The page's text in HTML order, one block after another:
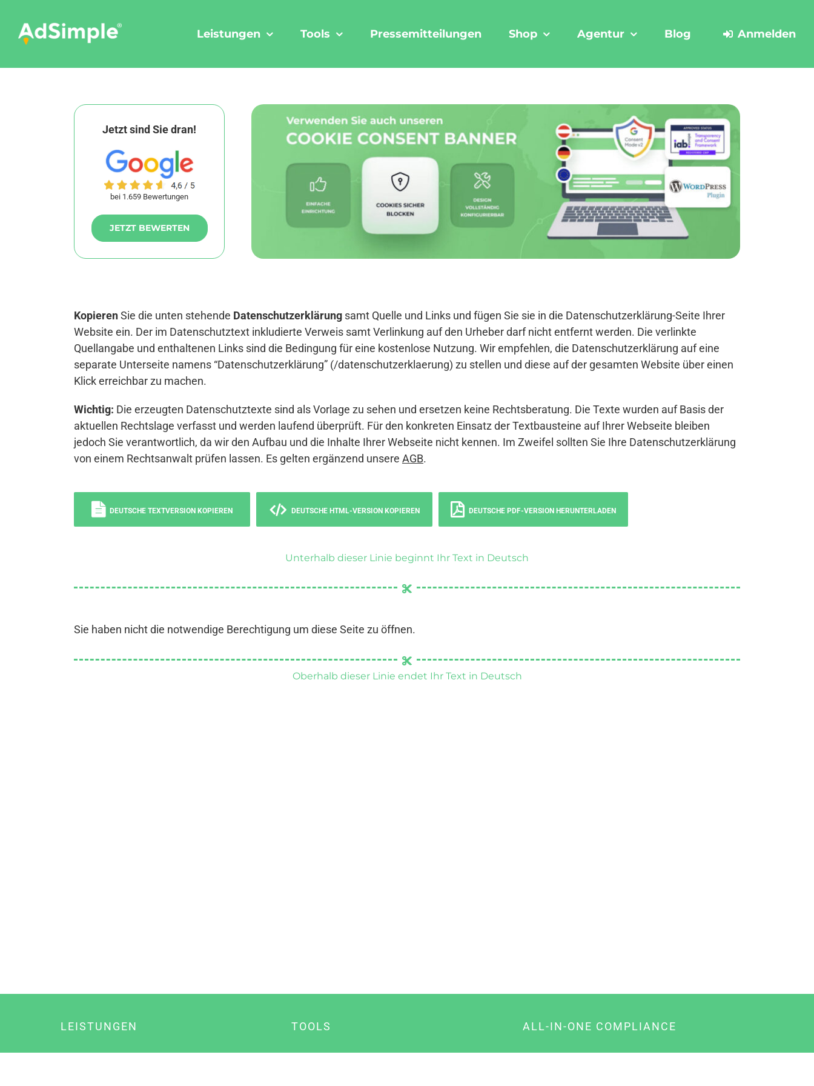
content
Leistungen Tools Pressemitteilungen Shop Agentur Blog Anmelden
Jetzt sind Sie dran!
bei 1.659 Bewertungen
JETZT BEWERTEN
KopierenSie die unten stehende Datenschutzerklärung samt Quelle und Links und fügen Sie sie in die Datenschutzerklärung-Seite Ihrer
Website ein. Der im Datenschutztext inkludierte Verweis samt Verlinkung auf den Urheber darf nicht entfernt werden. Die verlinkte
Quellangabe und enthaltenen Links sind die Bedingung für eine kostenlose Nutzung. Wir empfehlen, die Datenschutzerklärung auf eine
separate Unterseite namens “Datenschutzerklärung” (/datenschutzerklaerung) zu stellen und diese auf der gesamten Website über einen
Klick erreichbar zu machen.
Wichtig: Die erzeugten Datenschutztexte sind als Vorlage zu sehen und ersetzen keine Rechtsberatung. Die Texte wurden auf Basis der
aktuellen Rechtslage verfasst und werden laufend überprüft. Für den konkreten Einsatz der Textbausteine auf Ihrer Webseite bleiben
jedoch Sie verantwortlich, da wir den Aufbau und die Inhalte Ihrer Webseite nicht kennen. Im Zweifel sollten Sie Ihre Datenschutzerklärung
von einem Rechtsanwalt prüfen lassen. Es gelten ergänzend unsere AGB.
DEUTSCHE TEXTVERSION KOPIEREN DEUTSCHE HTML-VERSION KOPIEREN DEUTSCHE PDF-VERSION HERUNTERLADEN
Unterhalb dieser Linie beginnt Ihr Text in Deutsch
Sie haben nicht die notwendige Berechtigung um diese Seite zu öffnen.
Oberhalb dieser Linie endet Ihr Text in Deutsch
LEISTUNGEN TOOLS ALL-IN-ONE COMPLIANCE